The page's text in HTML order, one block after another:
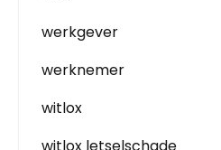
werkgever
werknemer
witlox